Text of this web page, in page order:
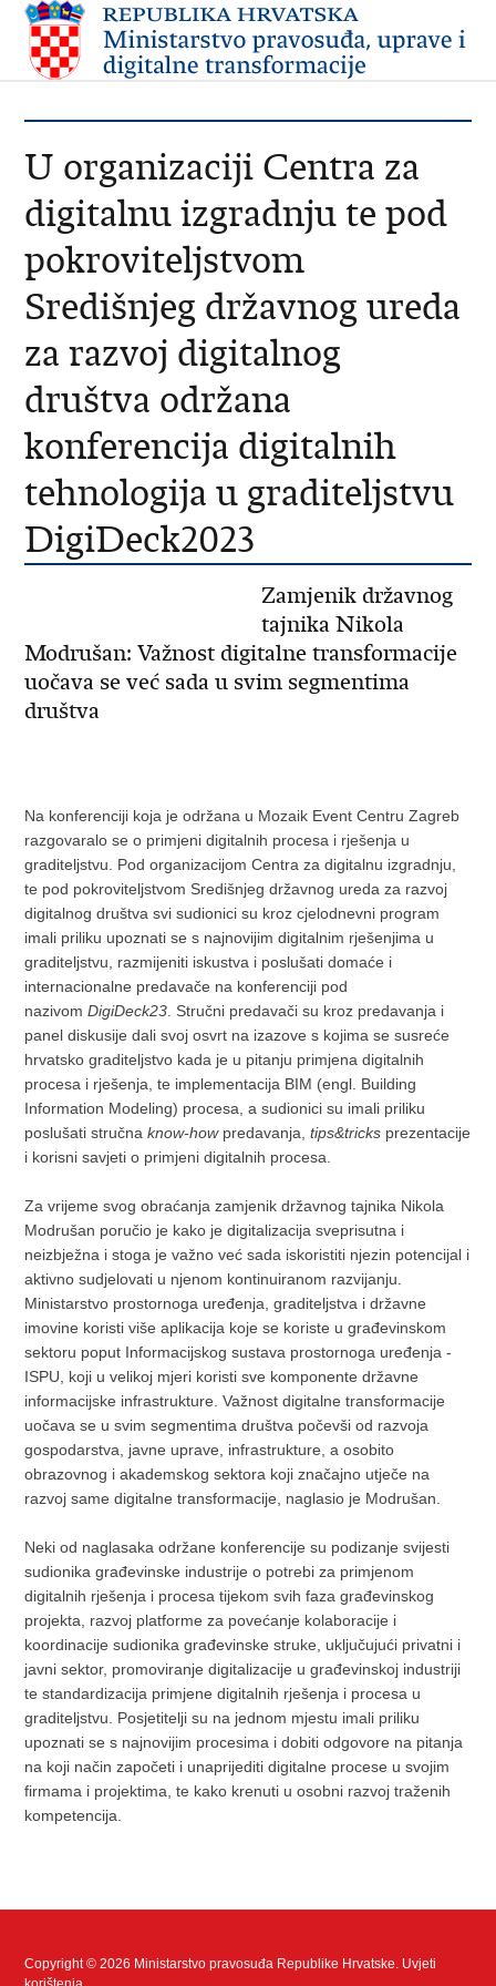
U organizaciji Centra za
digitalnu izgradnju te pod
pokroviteljstvom
Središnjeg državnog ureda
za razvoj digitalnog
društva održana
konferencija digitalnih
tehnologija u graditeljstvu
DigiDeck2023
Zamjenik državnog
tajnika Nikola
Modrušan: Važnost digitalne transformacije
uočava se već sada u svim segmentima
društva
Na konferenciji koja je održana u Mozaik Event Centru Zagreb
razgovaralo se o primjeni digitalnih procesa i rješenja u
graditeljstvu. Pod organizacijom Centra za digitalnu izgradnju,
te pod pokroviteljstvom Središnjeg državnog ureda za razvoj
digitalnog društva svi sudionici su kroz cjelodnevni program
imali priliku upoznati se s najnovijim digitalnim rješenjima u
graditeljstvu, razmijeniti iskustva i poslušati domaće i
internacionalne predavače na konferenciji pod
nazivomDigiDeck23 . Stručni predavači su kroz predavanja i
panel diskusije dali svoj osvrt na izazove s kojima se susreće
hrvatsko graditeljstvo kada je u pitanju primjena digitalnih
procesa i rješenja, te implementacija BIM (engl. Building
Information Modeling) procesa, a sudionici su imali priliku
poslušati stručnaknow-howpredavanja,tips&tricks prezentacije
i korisni savjeti o primjeni digitalnih procesa.
Za vrijeme svog obraćanja zamjenik državnog tajnika Nikola
Modrušan poručio je kako je digitalizacija sveprisutna i
neizbježna i stoga je važno već sada iskoristiti njezin potencijal i
aktivno sudjelovati u njenom kontinuiranom razvijanju.
Ministarstvo prostornoga uređenja, graditeljstva i državne
imovine koristi više aplikacija koje se koriste u građevinskom
sektoru poput Informacijskog sustava prostornoga uređenja -
ISPU, koji u velikoj mjeri koristi sve komponente državne
informacijske infrastrukture. Važnost digitalne transformacije
uočava se u svim segmentima društva počevši od razvoja
gospodarstva, javne uprave, infrastrukture, a osobito
obrazovnog i akademskog sektora koji značajno utječe na
razvoj same digitalne transformacije, naglasio je Modrušan.
Neki od naglasaka održane konferencije su podizanje svijesti
sudionika građevinske industrije o potrebi za primjenom
digitalnih rješenja i procesa tijekom svih faza građevinskog
projekta, razvoj platforme za povećanje kolaboracije i
koordinacije sudionika građevinske struke, uključujući privatni i
javni sektor, promoviranje digitalizacije u građevinskoj industriji
te standardizacija primjene digitalnih rješenja i procesa u
graditeljstvu. Posjetitelji su na jednom mjestu imali priliku
upoznati se s najnovijim procesima i dobiti odgovore na pitanja
na koji način započeti i unaprijediti digitalne procese u svojim
firmama i projektima, te kako krenuti u osobni razvoj traženih
kompetencija.
Copyright © 2026 Ministarstvo pravosuđa Republike Hrvatske. Uvjeti